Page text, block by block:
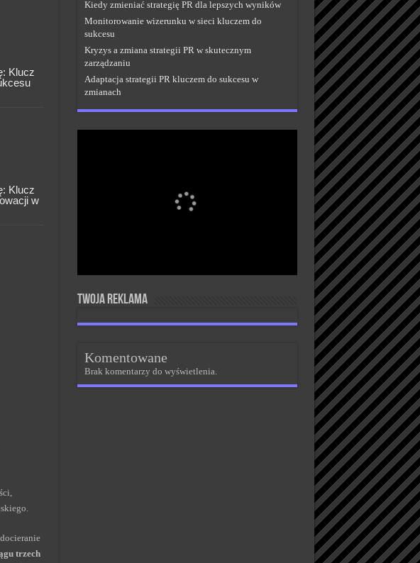
Klucz
Klucz
w
trzech
Kiedy zmieniać strategię PR dla lepszych wyników
Monitorowanie wizerunku w sieci kluczem do
sukcesu
Kryzys a zmiana strategii PR w skutecznym
zarządzaniu
Adaptacja strategii PR kluczem do sukcesu w
zmianach
Twoja reklama
Komentowane
Brak komentarzy do wyświetlenia.